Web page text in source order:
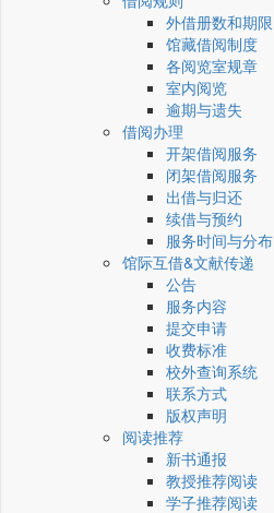
外借册数和期限
馆藏借阅制度
各阅览室规章
室内阅览
逾期与遗失
借阅办理
开架借阅服务
闭架借阅服务
出借与归还
续借与预约
服务时间与分布
馆际互借&文献传递
公告
服务内容
提交申请
收费标准
校外查询系统
联系方式
版权声明
阅读推荐
新书通报
教授推荐阅读
学子推荐阅读